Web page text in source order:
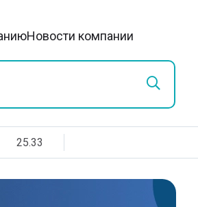
Новости компании
25.33